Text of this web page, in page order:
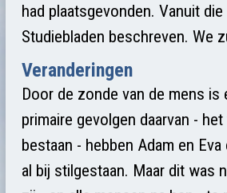
had plaatsgevonden. Vanuit
Studiebladen beschreven. We
Veranderingen
Door de zonde van de mens
primaire gevolgen daarvan -
bestaan - hebben Adam en
al bij stilgestaan. Maar dit was